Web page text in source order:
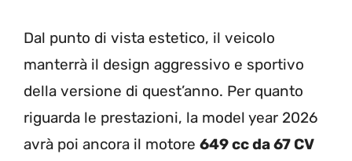
Dal punto di vista estetico, il veicolo
manterrà il design aggressivo e sportivo
della versione di quest’anno. Per quanto
riguarda le prestazioni, la model year 2026
avrà poi ancora il motore 649 cc da 67 CV